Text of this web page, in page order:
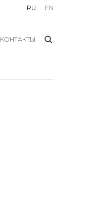
КОНТАКТЫ
RU EN